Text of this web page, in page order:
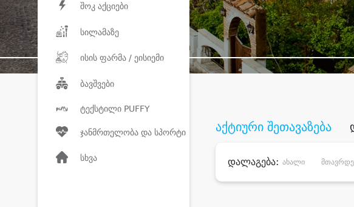
შოკ აქციები
სილამაზე
ისის ფარმა / ეისიემი
ბავშვები
ტექსტილი PUFFY
ჯანმრთელობა და სპორტი
სხვა
აქტიური შეთავაზება
დალაგება: ახალი